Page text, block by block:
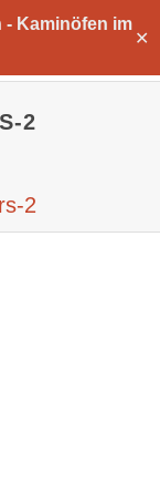
- Kaminöfen im
✕
2
2